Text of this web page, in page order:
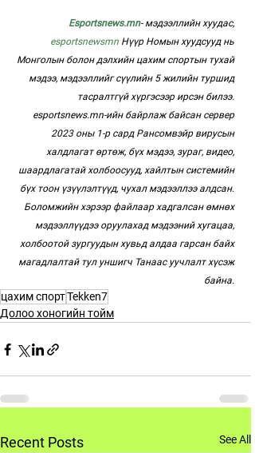
Esportsnews.mn- мэдээллийн хуудас,
esportsnewsmn Нүүр Номын хуудсууд нь
Монголын болон дэлхийн цахим спортын тухай
мэдээ, мэдээллийг сүүлийн 5 жилийн туршид
тасралтгүй хүргэсээр ирсэн билээ.
esportsnews.mn-ийн байрлаж байсан сервер
2023 оны 1-р сард Рансомвэйр вирусын
халдлагат өртөж, бүх мэдээ, зураг, видео,
шаардлагатай холбоосууд, хайлтын системийн
бүх тоон үзүүлэлтүүд, чухал мэдээллээ алдсан.
Боломжийн хэрээр файлаар хадгалсан өмнөх
мэдээллүүдээ оруулахад мэдээний хугацаа,
холбоотой зургуудын хувьд алдаа гарсан байх
магадлалтай тул уншигч Танаас уучлалт хүсэж
байна.
цахим спортTekken7
Долоо хоногийн тойм
Recent Posts See All